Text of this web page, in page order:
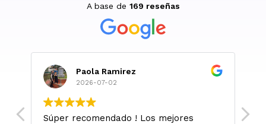
A base de 169 reseñas
Paola Ramirez
2026-07-02
Súper recomendado ! Los mejores